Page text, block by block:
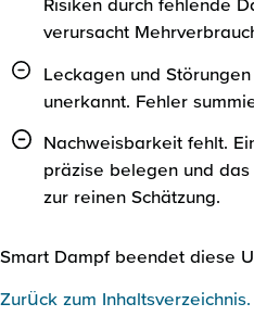
Risiken durch fehlende
verursacht
Leckagen und
unerkannt. Fehler
Nachweisbarkeit fehlt.
präzise belegen und
zur reinen Schätzung.
Smart Dampf beendet diese
Zurück zum Inhaltsverzeichnis.